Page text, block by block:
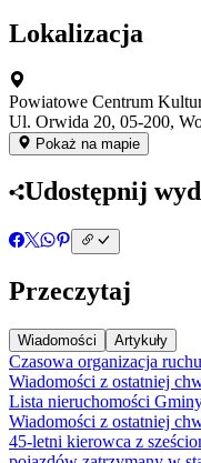
Lokalizacja
Powiatowe Centrum
Ul. Orwida 20, 05-200,
Pokaż na mapie
Udostępnij
Przeczytaj
Wiadomości Artykuły
Czasowa organizacja
Wiadomości z ostatniej
Lista nieruchomości
Wiadomości z ostatniej
45-letni kierowca z